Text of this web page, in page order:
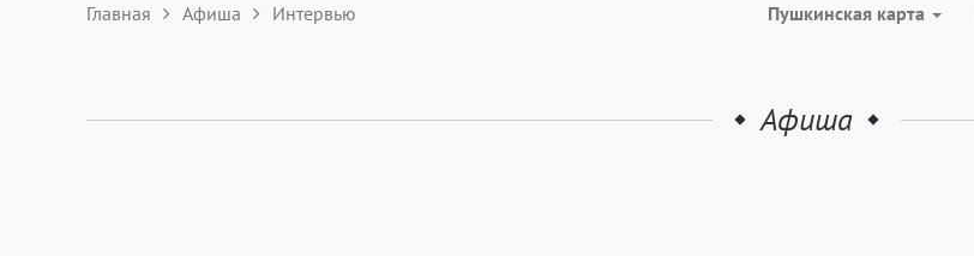
Главная Афиша Интервью Пушкинская карта
Афиша